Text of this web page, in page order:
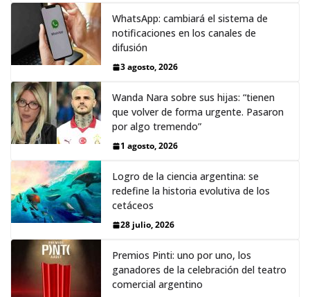
WhatsApp: cambiará el sistema de
notificaciones en los canales de
difusión
3 agosto, 2026
Wanda Nara sobre sus hijas: “tienen
que volver de forma urgente. Pasaron
por algo tremendo”
1 agosto, 2026
Logro de la ciencia argentina: se
redefine la historia evolutiva de los
cetáceos
28 julio, 2026
Premios Pinti: uno por uno, los
ganadores de la celebración del teatro
comercial argentino